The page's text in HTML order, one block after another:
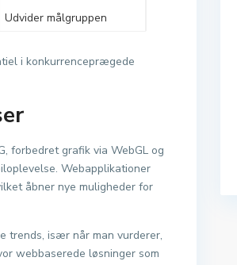
Udvider målgruppen
i konkurrenceprægede
forbedret grafik via WebGL og
Webapplikationer
åbner nye muligheder for
trends, især når man vurderer,
webbaserede løsninger som